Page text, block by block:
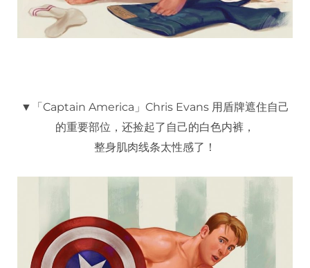
▼「Captain America」Chris Evans 用盾牌遮住自己
的重要部位，还捡起了自己的白色内裤，
整身肌肉线条太性感了！